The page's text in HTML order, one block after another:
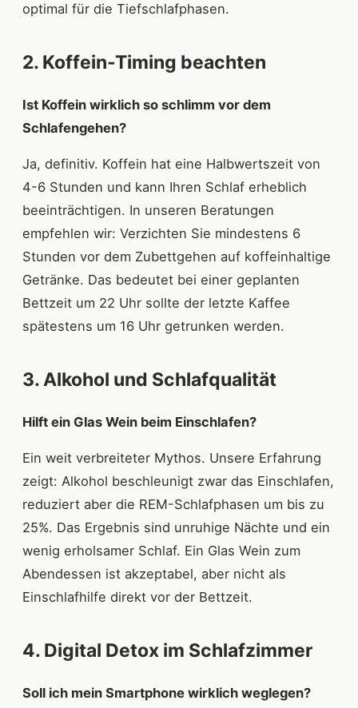
optimal für die Tiefschlafphasen.
2. Koffein-Timing beachten
Ist Koffein wirklich so schlimm vor dem
Schlafengehen?
Ja, definitiv. Koffein hat eine Halbwertszeit von
4-6 Stunden und kann Ihren Schlaf erheblich
beeinträchtigen. In unseren Beratungen
empfehlen wir: Verzichten Sie mindestens 6
Stunden vor dem Zubettgehen auf koffeinhaltige
Getränke. Das bedeutet bei einer geplanten
Bettzeit um 22 Uhr sollte der letzte Kaffee
spätestens um 16 Uhr getrunken werden.
3. Alkohol und Schlafqualität
Hilft ein Glas Wein beim Einschlafen?
Ein weit verbreiteter Mythos. Unsere Erfahrung
zeigt: Alkohol beschleunigt zwar das Einschlafen,
reduziert aber die REM-Schlafphasen um bis zu
25%. Das Ergebnis sind unruhige Nächte und ein
wenig erholsamer Schlaf. Ein Glas Wein zum
Abendessen ist akzeptabel, aber nicht als
Einschlafhilfe direkt vor der Bettzeit.
4. Digital Detox im Schlafzimmer
Soll ich mein Smartphone wirklich weglegen?